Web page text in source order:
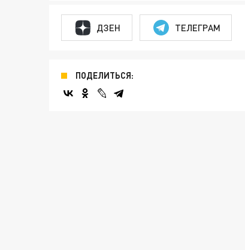
ДЗЕН ТЕЛЕГРАМ
ПОДЕЛИТЬСЯ: